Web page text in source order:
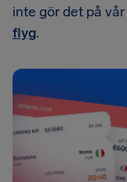
inte gör det på vår
flyg.